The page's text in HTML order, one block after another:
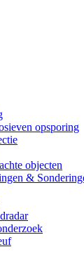
opsporing
objecten
&